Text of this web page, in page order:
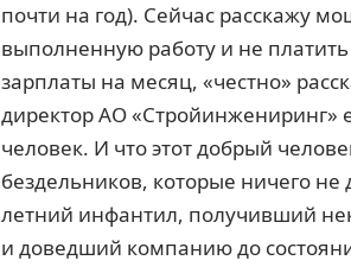
почти на год). Сейчас расскажу
выполненную работу и не
зарплаты на месяц, «честно»
директор АО «Стройинжениринг»
человек. И что этот добрый
бездельников, которые ничего
летний инфантил, получивший
и доведший компанию до